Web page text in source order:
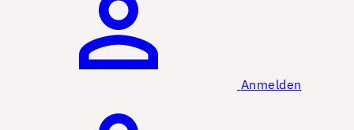
Anmelden